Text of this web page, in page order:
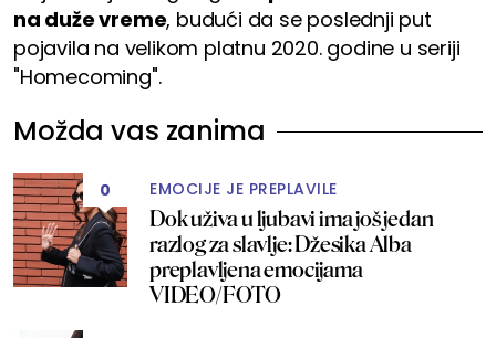
na duže vreme, budući da se poslednji put
pojavila na velikom platnu 2020. godine u seriji
"Homecoming".
Možda vas zanima
0 EMOCIJE JE PREPLAVILE
Dok uživa u ljubavi ima još jedan
razlog za slavlje: Džesika Alba
preplavljena emocijama
VIDEO/FOTO